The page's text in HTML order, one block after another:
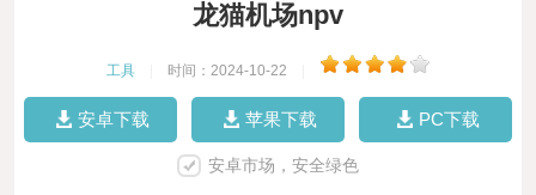
龙猫机场npv
工具 时间：2024-10-22
安卓下载 苹果下载 PC下载
安卓市场，安全绿色